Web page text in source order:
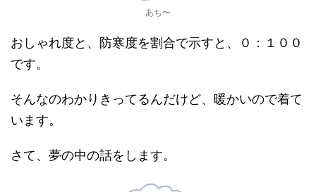
あち〜
おしゃれ度と、防寒度を割合で示すと、０：１００
です。
そんなのわかりきってるんだけど、暖かいので着て
います。
さて、夢の中の話をします。